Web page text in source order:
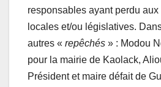
responsables ayant perdu
locales et/ou législatives.
autres « repêchés » : Modou
pour la mairie de Kaolack,
Président et maire défait de